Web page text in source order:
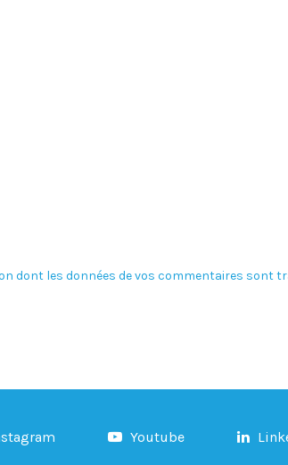
dont les données de vos commentaires sont
Youtube